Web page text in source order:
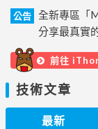
公告
全新專區「
分享最真實
前往
技術文章
最新